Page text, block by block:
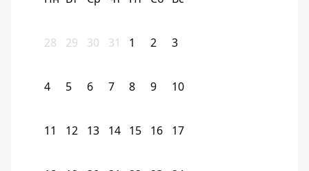
28 29 30 31 1 2 3
4 5 6 7 8 9 10
11 12 13 14 15 16 17